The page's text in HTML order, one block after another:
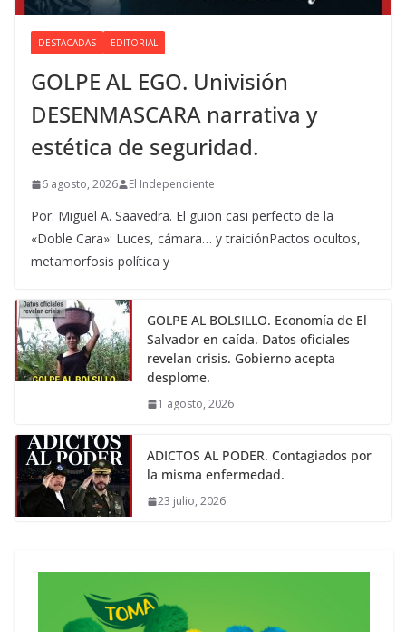
DESTACADAS EDITORIAL
GOLPE AL EGO. Univisión
DESENMASCARA narrativa y
estética de seguridad.
6 agosto, 2026 El Independiente
Por: Miguel A. Saavedra. El guion casi perfecto de la
«Doble Cara»: Luces, cámara… y traiciónPactos ocultos,
metamorfosis política y
GOLPE AL BOLSILLO. Economía de El
Salvador en caída. Datos oficiales
revelan crisis. Gobierno acepta
desplome.
1 agosto, 2026
ADICTOS AL PODER. Contagiados por
la misma enfermedad.
23 julio, 2026